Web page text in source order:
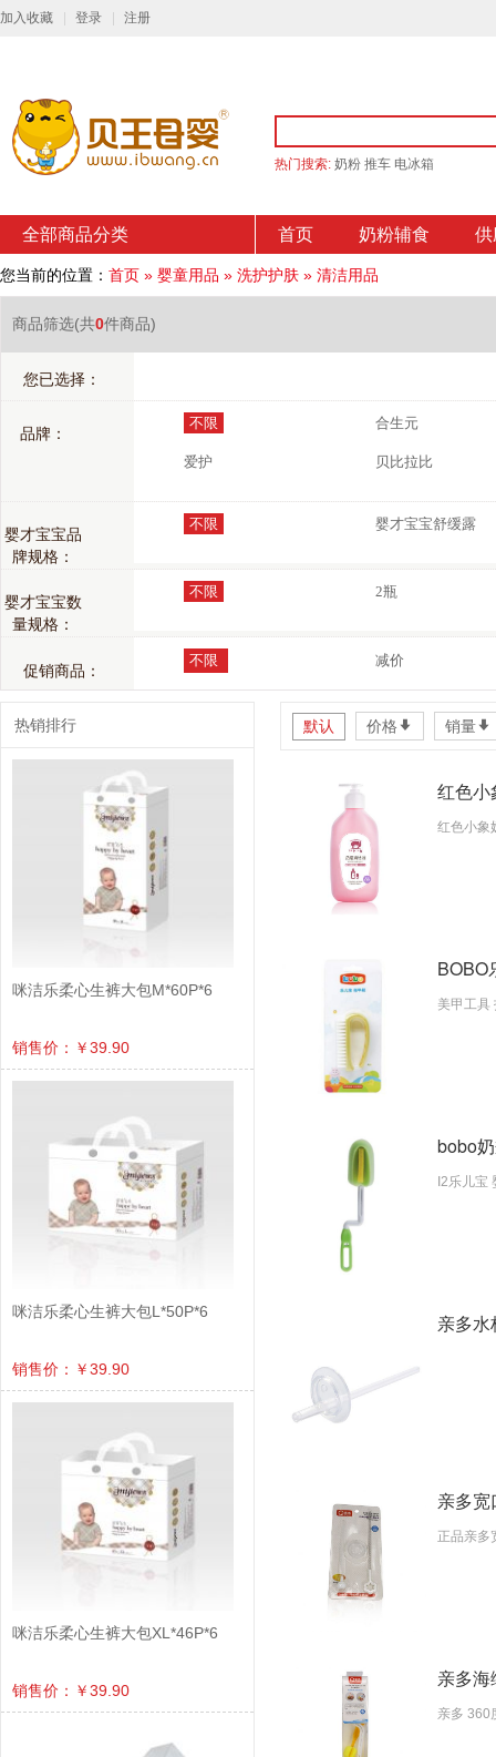
加入收藏 登录 注册
热门搜索: 奶粉 推车 电冰箱
全部商品分类 首页 奶粉辅食 供
您当前的位置： 首页 » 婴童用品 » 洗护护肤 » 清洁用品
商品筛选(共0件商品)
您已选择：
品牌：
不限 合生元
爱护 贝比拉比
婴才宝宝品
牌规格：
不限 婴才宝宝舒缓露
婴才宝宝数
量规格：
不限 2瓶
促销商品：
不限 减价
默认 价格 * 销量*
红色小
红色小象
BOBO
美甲工具
bobo
I2乐儿宝
亲多
亲多
正品亲多
亲多
亲多 360
热销排行
咪洁乐柔心生裤大包M*60P*6
销售价：￥39.90
咪洁乐柔心生裤大包L*50P*6
销售价：￥39.90
咪洁乐柔心生裤大包XL*46P*6
销售价：￥39.90